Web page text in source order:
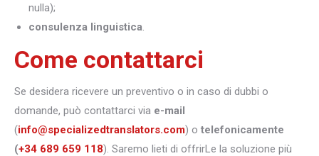
nulla);
consulenza linguistica.
Come contattarci
Se desidera ricevere un preventivo o in caso di dubbi o
domande, può contattarci via e-mail
(info@specializedtranslators.com) o telefonicamente
(+34 689 659 118). Saremo lieti di offrirLe la soluzione più